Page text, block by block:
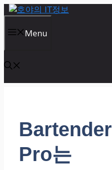
컨
츠
너
Menu
Bartender
Pro는